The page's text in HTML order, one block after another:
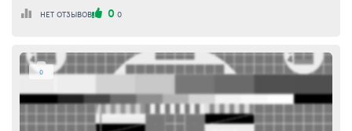
НЕТ ОТЗЫВОВ 0 0
0